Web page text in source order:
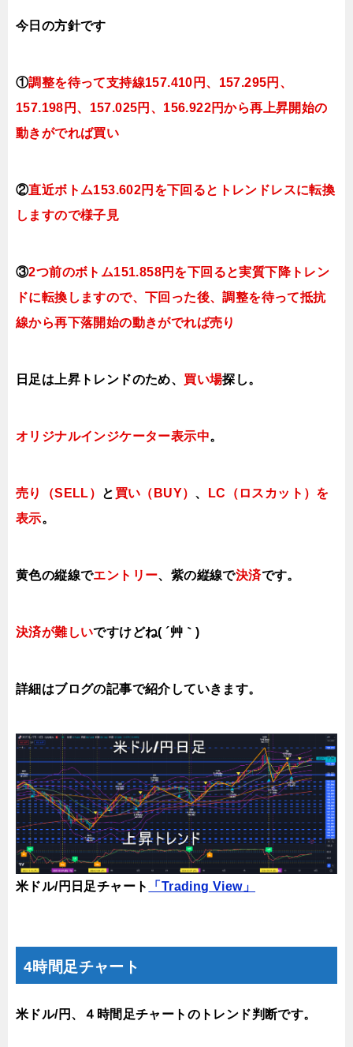
今日 の方針です
①調整を待って支持線157.410円、157.295円 、
157.198円、157.025円、156.922円から再上昇開始の
動きがでれば買い
②直近ボトム153.602円を下回るとトレンドレスに転換
しますので様子見
③2つ前のボトム151.858円を下回ると実質下降トレン
ドに転換 しますので、下回った後、調整を待って抵抗
線から再下落開始の動きがでれば売り
日足は上昇トレンドのため、 買い場探し。
オリジナルインジケーター表示中。
売り（SELL） と 買い（BUY） 、
LC（ロスカット）を
表示。
黄色の縦線でエントリー、紫の縦線で決済です。
決済が難しいですけどね( ´艸｀)
詳細はブログの記事で紹介していきます。
米ドル/円日足チャート 「Trading View」
4時間足チャート
米ドル/円、４時間足チャートのトレンド判断です。